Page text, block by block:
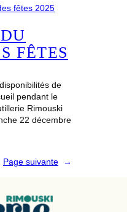
FÊTES
de
pendant le
Rimouski
22 décembre
Page suivante →